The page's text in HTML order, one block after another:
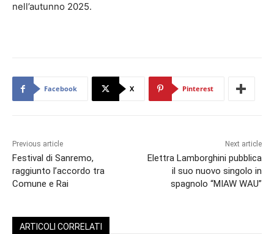
nell’autunno 2025.
Facebook X Pinterest
Previous article
Festival di Sanremo,
raggiunto l’accordo tra
Comune e Rai
Next article
Elettra Lamborghini pubblica
il suo nuovo singolo in
spagnolo “MIAW WAU”
ARTICOLI CORRELATI